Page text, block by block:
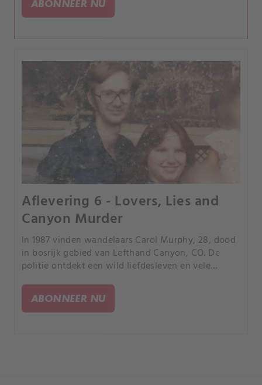
ABONNEER NU
Aflevering 6 - Lovers, Lies and
Canyon Murder
In 1987 vinden wandelaars Carol Murphy, 28, dood
in bosrijk gebied van Lefthand Canyon, CO. De
politie ontdekt een wild liefdesleven en vele
ABONNEER NU